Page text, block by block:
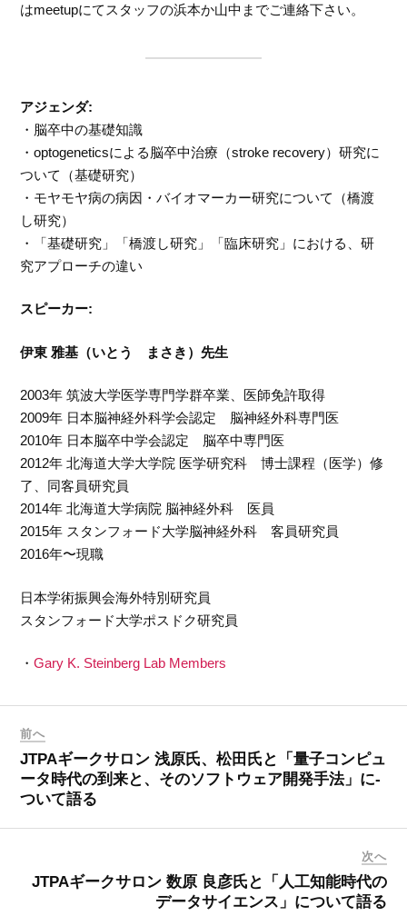
はmeetupにてスタッフの浜本か山中までご連絡下さい。
アジェンダ:
・脳卒中の基礎知識
・optogeneticsによる脳卒中治療（stroke recovery）研究に
ついて（基礎研究）
・モヤモヤ病の病因・バイオマーカー研究について（橋渡
し研究）
・「基礎研究」「橋渡し研究」「臨床研究」における、研
究アプローチの違い
スピーカー:
伊東 雅基（いとう まさき）先生
2003年 筑波大学医学専門学群卒業、医師免許取得
2009年 日本脳神経外科学会認定 脳神経外科専門医
2010年 日本脳卒中学会認定 脳卒中専門医
2012年 北海道大学大学院 医学研究科 博士課程（医学）修
了、同客員研究員
2014年 北海道大学病院 脳神経外科 医員
2015年 スタンフォード大学脳神経外科 客員研究員
2016年〜現職
日本学術振興会海外特別研究員
スタンフォード大学ポスドク研究員
・Gary K. Steinberg Lab Members
前へ
JTPAギークサロン 浅原氏、松田氏と「量子コンピュ
ータ時代­の到来と、そのソフトウェア開発手法」に­
ついて語る
次へ
JTPAギークサロン 数原 良彦氏と「人工知能時代の
データサイエンス」に­ついて語る